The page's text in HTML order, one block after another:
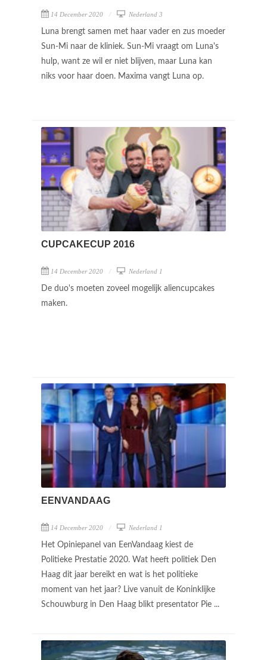
14 December 2020 Nederland 3
Luna brengt samen met haar vader en zus moeder
Sun-Mi naar de kliniek. Sun-Mi vraagt om Luna's
hulp, want ze wil er niet blijven, maar Luna kan
niks voor haar doen. Maxima vangt Luna op.
CUPCAKECUP 2016
14 December 2020 Nederland 1
De duo's moeten zoveel mogelijk aliencupcakes
maken.
EENVANDAAG
14 December 2020 Nederland 1
Het Opiniepanel van EenVandaag kiest de
Politieke Prestatie 2020. Wat heeft politiek Den
Haag dit jaar bereikt en wat is het politieke
moment van het jaar? Live vanuit de Koninklijke
Schouwburg in Den Haag blikt presentator Pie ...